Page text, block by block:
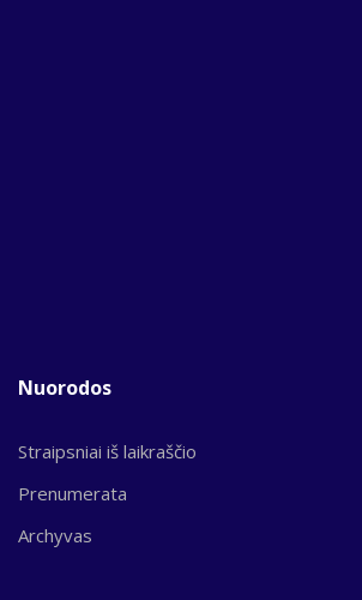
Nuorodos
Straipsniai iš laikraščio
Prenumerata
Archyvas